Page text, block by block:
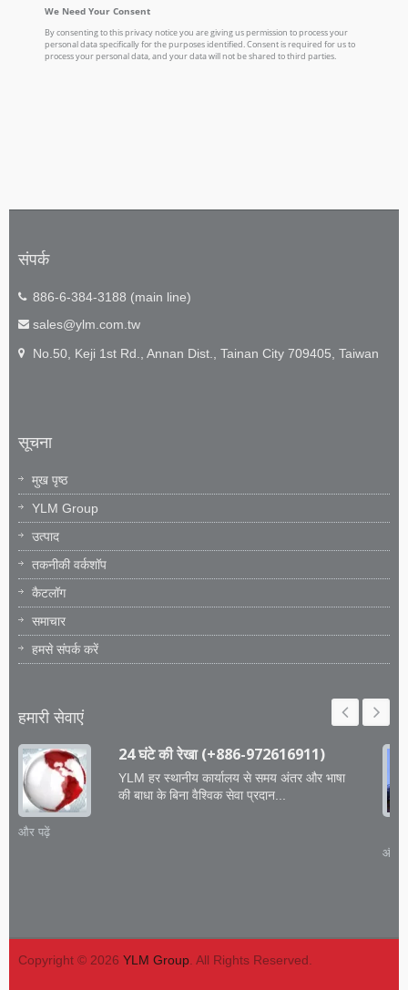
संपर्क
886-6-384-3188 (main line)
sales@ylm.com.tw
No.50, Keji 1st Rd., Annan Dist., Tainan City 709405, Taiwan
सूचना
मुख पृष्ठ
YLM Group
उत्पाद
तकनीकी वर्कशॉप
कैटलॉग
समाचार
हमसे संपर्क करें
हमारी सेवाएं
24 घंटे की रेखा (+886-972616911)
YLM हर स्थानीय कार्यालय से समय अंतर और भाषा
की बाधा के बिना वैश्विक सेवा प्रदान...
और पढ़ें
और
Copyright © 2026 YLM Group . All Rights Reserved.